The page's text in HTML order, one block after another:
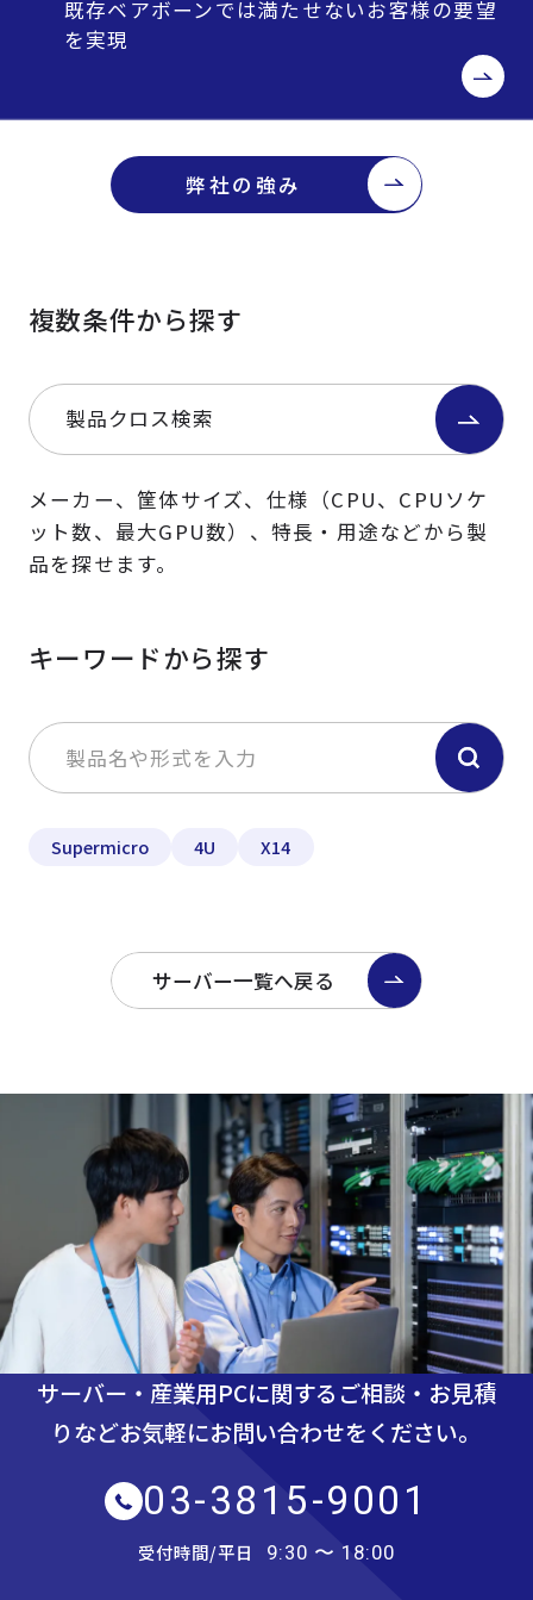
既存ベアボーンでは満たせないお客様の要望
を実現
弊社の強み
複数条件から探す
製品クロス検索
メーカー、筐体サイズ、仕様（CPU、CPUソケ
ット数、最大GPU数）、特長・用途などから製
品を探せます。
キーワードから探す
Supermicro 4U X14
サーバー一覧へ戻る
サーバー・産業用PCに関するご相談・お見積
りなどお気軽にお問い合わせをください。
03-3815-9001
受付時間/平日 9:30 〜 18:00